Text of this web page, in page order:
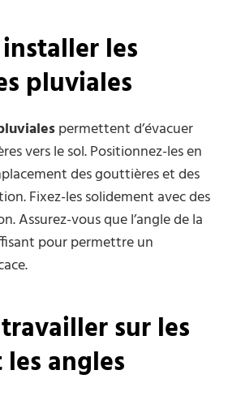
les
pluviales
permettent d’évacuer
vers le sol. Positionnez-les en
des gouttières et des
Fixez-les solidement avec des
Assurez-vous que l’angle de la
pour permettre un
sur les
angles